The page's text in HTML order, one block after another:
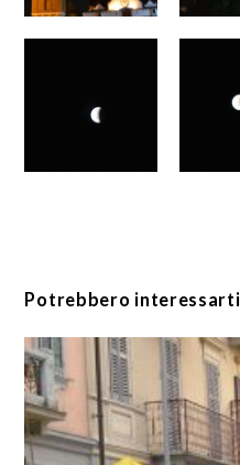
Potrebbero interessarti